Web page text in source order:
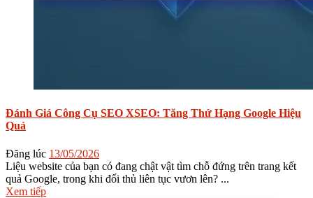
Đánh Giá Công Cụ SEO XSEO: Tăng Thứ Hạng Google Hiệu
Quả
Đăng lúc 13/05/2026
Liệu website của bạn có đang chật vật tìm chỗ đứng trên trang kết
quả Google, trong khi đối thủ liên tục vươn lên? ...
Xem tiếp